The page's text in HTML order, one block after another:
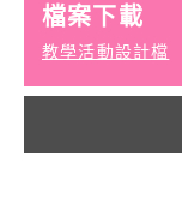
檔案下載
教學活動設計檔